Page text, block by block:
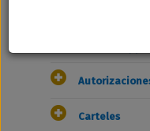
Carteles